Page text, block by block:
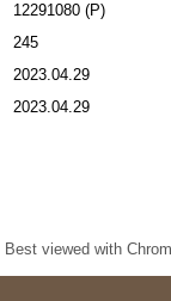
12291080 (P)
245
2023.04.29
2023.04.29
Best viewed with